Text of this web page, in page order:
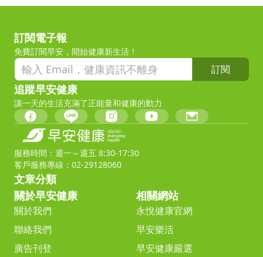
訂閱電子報
免費訂閱早安，開始健康新生活！
訂閱
追蹤早安健康
讓一天的生活充滿了正能量和健康的動力
服務時間：週一～週五 8:30-17:30
客戶服務專線：02-29128060
文章分類
關於早安健康
關於我們
聯絡我們
廣告刊登
相關網站
永悅健康官網
早安樂活
早安健康嚴選